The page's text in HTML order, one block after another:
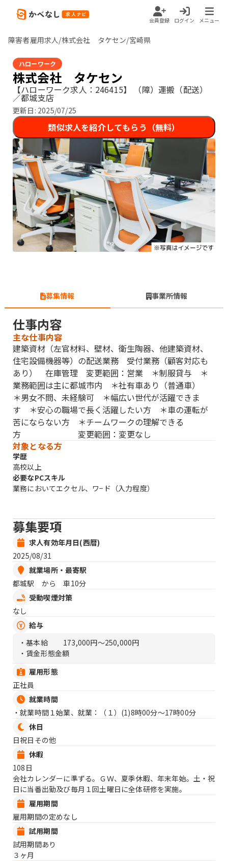
会員登録 ログイン メニュー
障害者雇用求人/株式会社 タケセン/宮崎県
ハローワーク
株式会社 タケセン
【ハローワーク求人：246415】 （障）運搬（配送）
／都城支店
更新日: 2025/07/25
類似求人を紹介してもらう（無料）
募集情報 事業所情報
仕事内容
主な仕事内容
建築資材（左官材料、壁材、衛生陶器、他建築資材、
住宅設備機器等）の配送業務 受付業務（顧客対応も
あり） 在庫管理 変更範囲：営業 ＊制服貸与 ＊
業務範囲は主に都城市内 ＊社有車あり（普通車）
＊男女不問、未経験可 ＊幅広い世代が活躍できま
す ＊安心の職場で長く活躍したい方 ＊車の運転が
苦にならない方 ＊チームワークの理解できる
方 変更範囲：変更なし
対象となる方
学歴
高校以上
必要なPCスキル
業務においてエクセル、ワ−ド（入力程度）
募集要項
求人有効年月日(西暦)
2025/08/31
就業場所・最寄駅
都城駅 から 車10分
受動喫煙対策
なし
給与
・基本給
173,000円〜250,000円
・賃金形態金額
雇用形態
正社員
就業時間
・就業時間１始業、就業：（１） (1)8時00分〜17時00分
休日
日祝日その他
休暇
108日
会社カレンダーに準ずる。ＧＷ、夏季休暇、年末年始。土・祝
日に当番出勤及び毎月１回土曜日に全体研修を実施。
雇用期間
雇用期間の定めなし
試用期間
試用期間あり
３ヶ月